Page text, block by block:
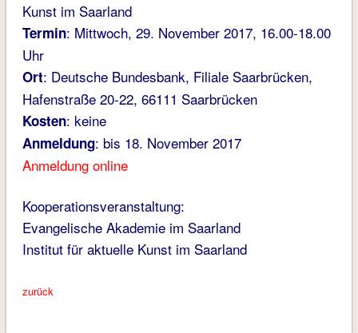
Kunst im Saarland
Termin: Mittwoch, 29. November 2017, 16.00-18.00
Uhr
Ort: Deutsche Bundesbank, Filiale Saarbrücken,
Hafenstraße 20-22, 66111 Saarbrücken
Kosten: keine
Anmeldung: bis 18. November 2017
Anmeldung online
Kooperationsveranstaltung:
Evangelische Akademie im Saarland
Institut für aktuelle Kunst im Saarland
zurück